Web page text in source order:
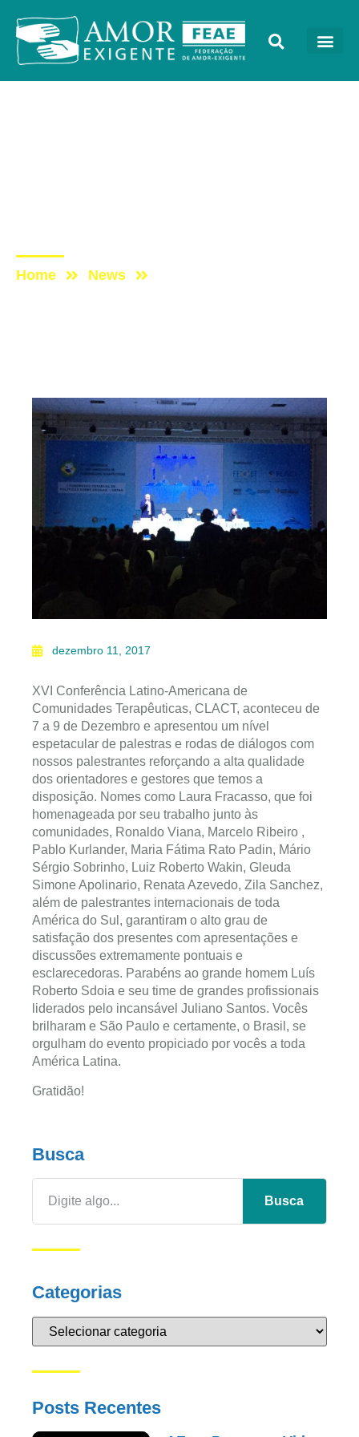
Home News
dezembro 11, 2017
XVI Conferência Latino-Americana de
Comunidades Terapêuticas, CLACT, aconteceu de
7 a 9 de Dezembro e apresentou um nível
espetacular de palestras e rodas de diálogos com
nossos palestrantes reforçando a alta qualidade
dos orientadores e gestores que temos a
disposição. Nomes como Laura Fracasso, que foi
homenageada por seu trabalho junto às
comunidades, Ronaldo Viana, Marcelo Ribeiro ,
Pablo Kurlander, Maria Fátima Rato Padin, Mário
Sérgio Sobrinho, Luiz Roberto Wakin, Gleuda
Simone Apolinario, Renata Azevedo, Zila Sanchez,
além de palestrantes internacionais de toda
América do Sul, garantiram o alto grau de
satisfação dos presentes com apresentações e
discussões extremamente pontuais e
esclarecedoras. Parabéns ao grande homem Luís
Roberto Sdoia e seu time de grandes profissionais
liderados pelo incansável Juliano Santos. Vocês
brilharam e São Paulo e certamente, o Brasil, se
orgulham do evento propiciado por vocês a toda
América Latina.
Gratidão!
Busca
Busca
Categorias
Posts Recentes